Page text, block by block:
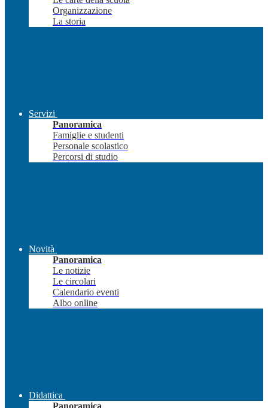
Organizzazione
La storia
Servizi
Panoramica
Famiglie e studenti
Personale scolastico
Percorsi di studio
Novità
Panoramica
Le notizie
Le circolari
Calendario eventi
Albo online
Didattica